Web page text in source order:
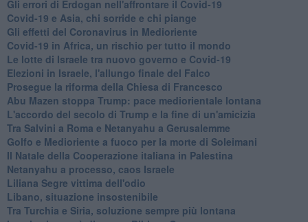
Gli errori di Erdogan nell'affrontare il Covid-19
Covid-19 e Asia, chi sorride e chi piange
Gli effetti del Coronavirus in Medioriente
Covid-19 in Africa, un rischio per tutto il mondo
Le lotte di Israele tra nuovo governo e Covid-19
Elezioni in Israele, l'allungo finale del Falco
Prosegue la riforma della Chiesa di Francesco
Abu Mazen stoppa Trump: pace mediorientale lontana
L'accordo del secolo di Trump e la fine di un'amicizia
Tra Salvini a Roma e Netanyahu a Gerusalemme
Golfo e Medioriente a fuoco per la morte di Soleimani
Il Natale della Cooperazione italiana in Palestina
Netanyahu a processo, caos Israele
Liliana Segre vittima dell'odio
Libano, situazione insostenibile
Tra Turchia e Siria, soluzione sempre più lontana